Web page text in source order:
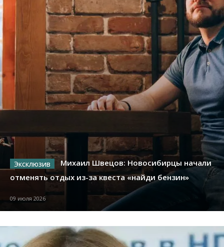
Михаил Швецов: Новосибирцы начали
отменять отдых из-за квеста «найди бензин»
09 июля 2026